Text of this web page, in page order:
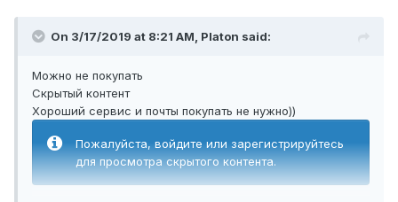
On 3/17/2019 at 8:21 AM, Platon said:
Можно не покупать
Скрытый контент
Хороший сервис и почты покупать не нужно))
Пожалуйста, войдите или зарегистрируйтесь
для просмотра скрытого контента.